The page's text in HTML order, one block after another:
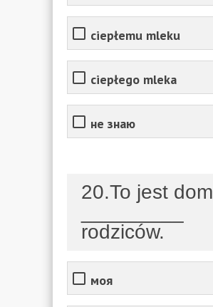
ciepłemu mleku
ciepłego mleka
не знаю
20.To jest dom
rodziców.
моя